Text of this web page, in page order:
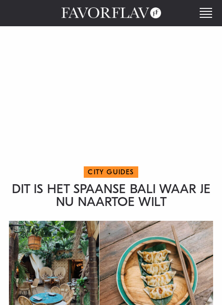
CITY GUIDES
DIT IS HET SPAANSE BALI WAAR JE
NU NAARTOE WILT